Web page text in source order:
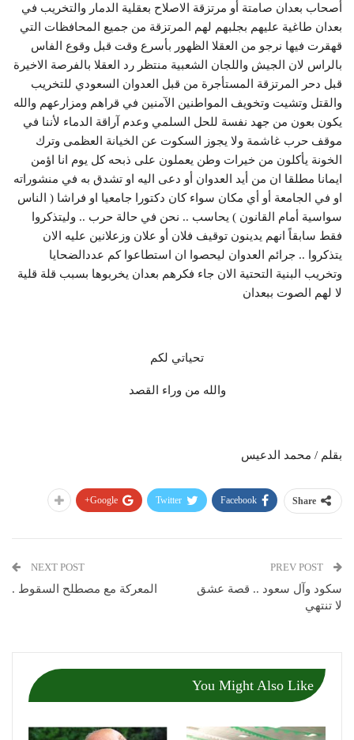
أصحاب بعدان صامتة أو مرتزقة الاصلاح بعقلية الدمار والتخريب في
بعدان طاغية عليهم بجلبهم لهم المرتزقة من جميع المحافظات التي
قهقرت فيها نرجو من العقلا الظهور بأسرع وقت قبل وقوع الفاس
بالراس لان الجيش واللجان الشعبية منتظر رد العقلا بالفرصة الاخيرة
قبل دحر المرتزقة المستأجرة من قبل العدوان السعودي للتخريب
والقتل وتشيت وتخويف المواطنين الآمنين في قراهم ومزارعهم والله
يكون بعون من جهد نفسة للحل السلمي وعدم آراقة الدماء لأننا في
موقف حرب غاشمة ولا يجوز السكوت عن الخيانة العظمى وترك
الخونة يأكلون من خيرات وطن يعملون على ذبحه كل يوم انا اؤمن
ايمانا مطلقا ان من أيد العدوان أو دعى اليه او تشدق به في منشوراته
او في الجامعة أو أي مكان سواء كان دكتورا جامعيا او فراشا ( الناس
سواسية أمام القانون ) يحاسب .. نحن في حالة حرب .. وليتذكروا
فقط سابقاً انهم يدينون توقيف فلان أو علان وزعلانين عليه الان
يتذكروا .. جرائم العدوان ليحصوا ان استطاعوا كم عددالضحايا
وتخريب البنية التحتية الان جاء فكرهم بعدان يخربوها بسبب قلة قلية
لا لهم الصوت ببعدان
تحياتي لكم
والله من وراء القصد
بقلم / محمد الدعيس
Share
Facebook
Twitter
Google+
سكود وآل سعود .. قصة عشق
لا تنتهي
NEXT POST
المعركة مع مصطلح السقوط .
You Might Also Like